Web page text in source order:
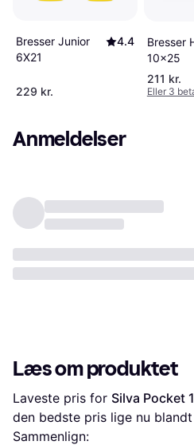
Bresser Junior
6X21
4.4
229 kr.
Bresser
10x25
211 kr.
Eller 3
Anmeldelser
Læs om produktet
Laveste pris for Silva Pocket
den bedste pris lige nu blandt
Sammenlign: